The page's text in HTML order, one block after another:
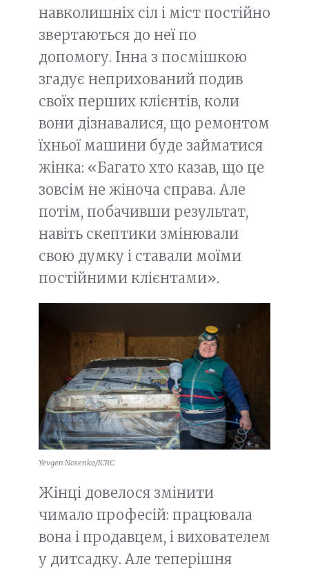
навколишніх сіл і міст постійно
звертаються до неї по
допомогу. Інна з посмішкою
згадує неприхований подив
своїх перших клієнтів, коли
вони дізнавалися, що ремонтом
їхньої машини буде займатися
жінка: «Багато хто казав, що це
зовсім не жіноча справа. Але
потім, побачивши результат,
навіть скептики змінювали
свою думку і ставали моїми
постійними клієнтами».
Yevgen Nosenko/ICRC
Жінці довелося змінити
чимало професій: працювала
вона і продавцем, і вихователем
у дитсадку. Але теперішня